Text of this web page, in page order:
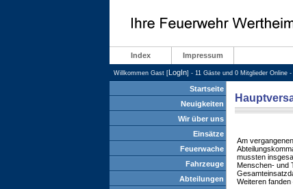
Index Impressum
Willkommen Gast [LogIn] - 11 Gäste und 0 Mitglieder Online
Startseite
Neuigkeiten
Wir über uns
Einsätze
Feuerwache
Fahrzeuge
Abteilungen
Am
mussten
Menschen- und
Weiteren